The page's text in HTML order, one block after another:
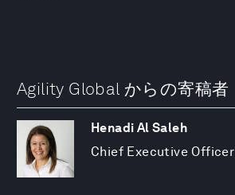
Agility Global からの寄稿者
Henadi Al Saleh
Chief Executive Officer